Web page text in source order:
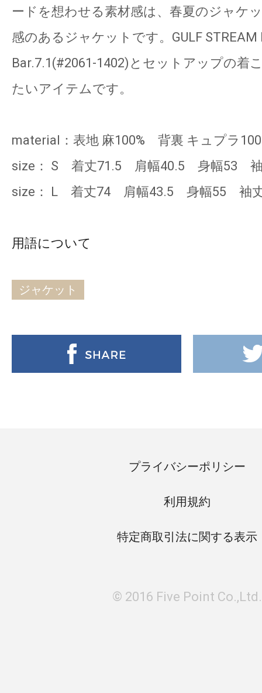
ードを想わせる素材感は、春夏のジャケ
感のあるジャケットです。GULF STREAM
Bar.7.1(#2061-1402)とセットアップの着
たいアイテムです。
material：表地 麻100% 背裏 キュプラ
size： S 着丈71.5 肩幅40.5 身幅53
size： L 着丈74 肩幅43.5 身幅55 袖
用語について
ジャケット
プライバシーポリシー
利用規約
特定商取引法に関する表示
© 2016 Five Point Co.,Ltd.